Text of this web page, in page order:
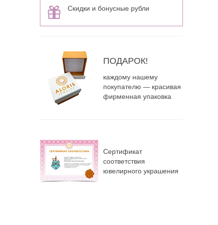
Скидки и бонусные рубли
ПОДАРОК!
каждому нашему
покупателю — красивая
фирменная упаковка
Сертификат
соответствия
ювелирного украшения